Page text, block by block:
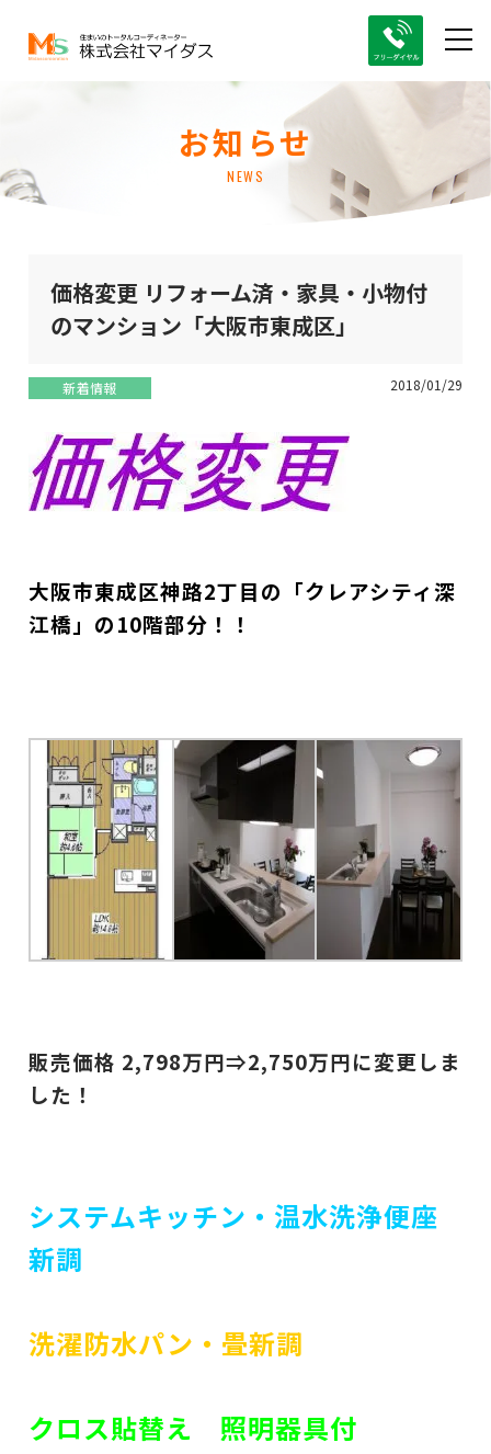
お知らせ
NEWS
価格変更 リフォーム済・家具・小物付
のマンション「大阪市東成区」
新着情報 2018/01/29
大阪市東成区神路2丁目の「クレアシティ深
江橋」の10階部分！！
販売価格 2,798万円⇒2,750万円に変更しま
した！
システムキッチン・温水洗浄便座
新調
洗濯防水パン・畳新調
クロス貼替え 照明器具付